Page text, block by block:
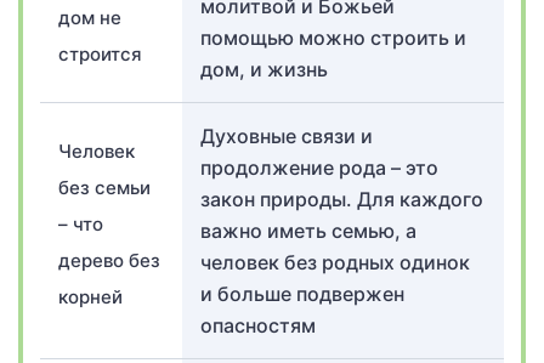
дом не
строится
молитвой и Божьей
помощью можно строить и
дом, и жизнь
Человек
без семьи
– что
дерево без
корней
Духовные связи и
продолжение рода – это
закон природы. Для каждого
важно иметь семью, а
человек без родных одинок
и больше подвержен
опасностям